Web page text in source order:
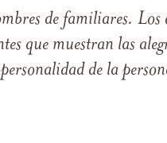
de familiares.
que muestran las
de la